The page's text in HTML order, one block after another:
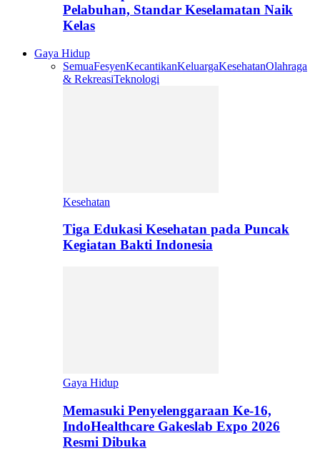
Pelabuhan, Standar Keselamatan Naik
Kelas
Gaya Hidup
SemuaFesyenKecantikanKeluargaKesehatanOlahraga
& RekreasiTeknologi
Kesehatan
Tiga Edukasi Kesehatan pada Puncak
Kegiatan Bakti Indonesia
Gaya Hidup
Memasuki Penyelenggaraan Ke-16,
IndoHealthcare Gakeslab Expo 2026
Resmi Dibuka